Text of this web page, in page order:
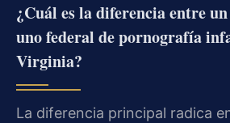
¿Cuál es la diferencia entre
uno federal de pornografía
Virginia?
La diferencia principal radica